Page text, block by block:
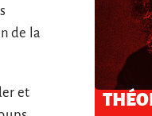
de la
et